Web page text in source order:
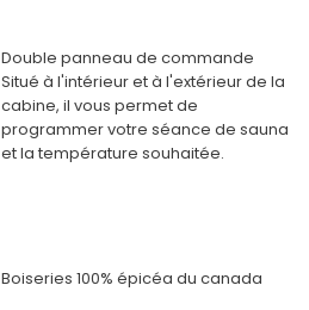
Double panneau de commande
Situé à l'intérieur et à l'extérieur de la
cabine, il vous permet de
programmer votre séance de sauna
et la température souhaitée.
Boiseries 100% épicéa du canada